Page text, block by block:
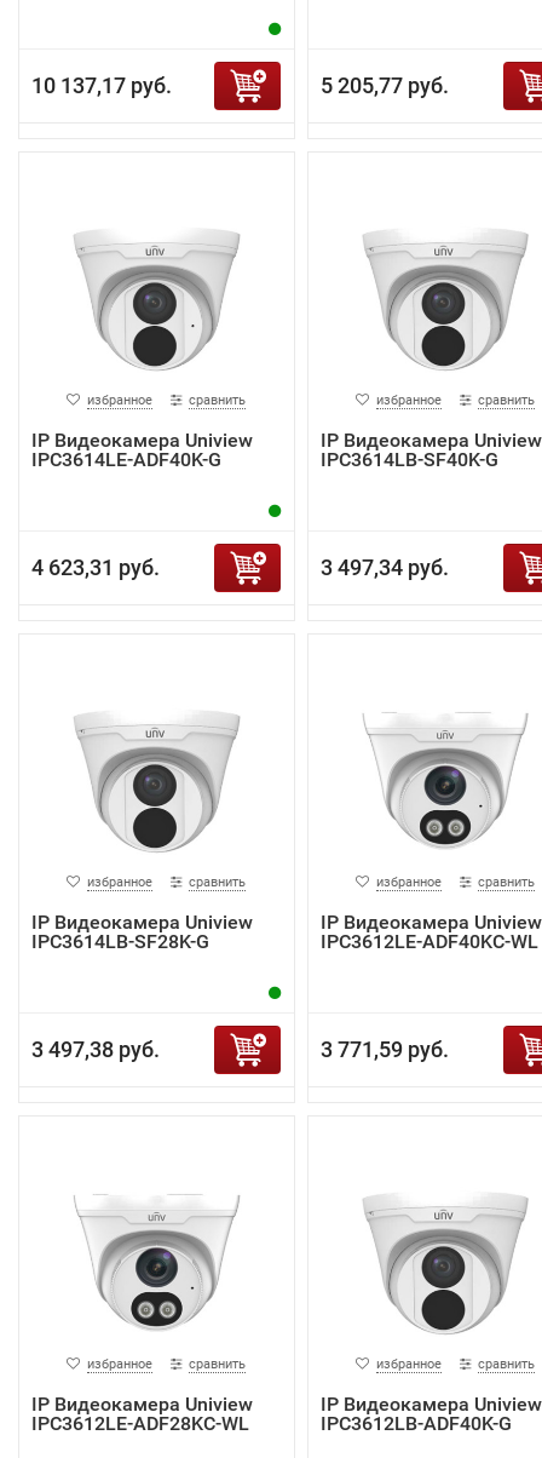
10 137,17 руб. 5 205,77 руб.
избранное сравнить
IP Видеокамера Uniview
IPC3614LE-ADF40K-G
4 623,31 руб.
избранное сравнить
IP Видеокамера Uniview
IPC3614LB-SF40K-G
3 497,34 руб.
избранное сравнить
IP Видеокамера Uniview
IPC3614LB-SF28K-G
3 497,38 руб.
избранное сравнить
IP Видеокамера Uniview
IPC3612LE-ADF40KC-WL
3 771,59 руб.
избранное сравнить
IP Видеокамера Uniview
IPC3612LE-ADF28KC-WL
избранное сравнить
IP Видеокамера Uniview
IPC3612LB-ADF40K-G